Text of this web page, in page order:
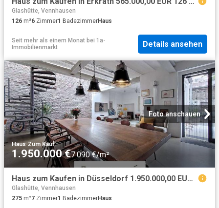
Glashütte, Vennhausen
126 m²6 Zimmer1 BadezimmerHaus
Seit mehr als einem Monat bei 1a-
Immobilienmarkt
Details ansehen
Foto anschauen
Haus·Zum Kauf
1.950.000 €7.090 €/m²
Haus zum Kaufen in Düsseldorf 1.950.000,00 EUR 275 m²
Glashütte, Vennhausen
275 m²7 Zimmer1 BadezimmerHaus